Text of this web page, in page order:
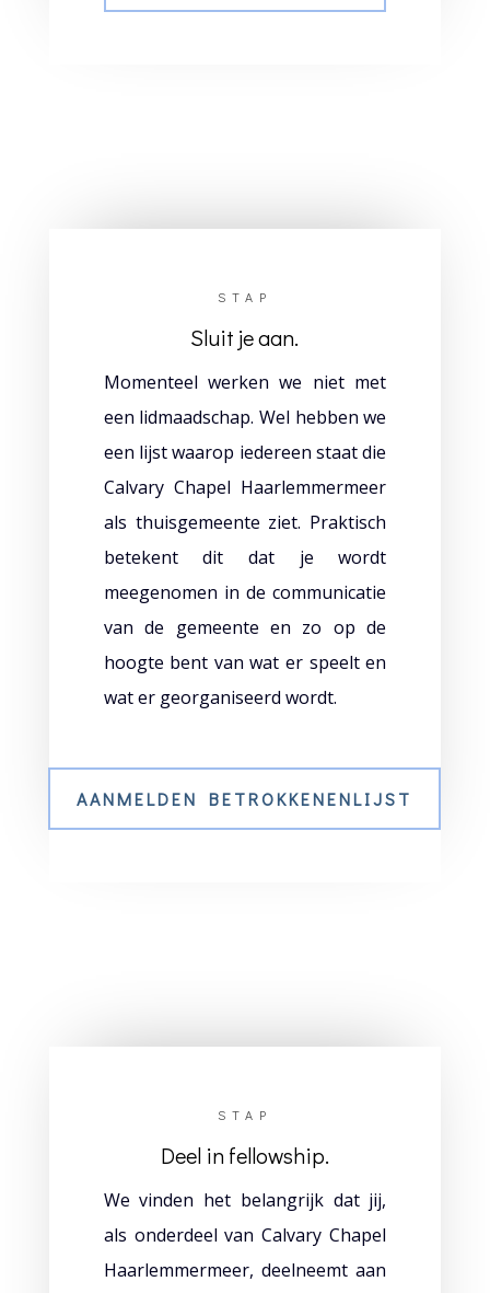
STAP
Sluit je aan.
Momenteel werken we niet met
een lidmaadschap. Wel hebben we
een lijst waarop iedereen staat die
Calvary Chapel Haarlemmermeer
als thuisgemeente ziet. Praktisch
betekent dit dat je wordt
meegenomen in de communicatie
van de gemeente en zo op de
hoogte bent van wat er speelt en
wat er georganiseerd wordt.
AANMELDEN BETROKKENENLIJST
STAP
Deel in fellowship.
We vinden het belangrijk dat jij,
als onderdeel van Calvary Chapel
Haarlemmermeer, deelneemt aan